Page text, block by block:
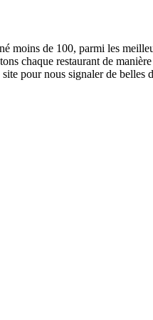
moins de 100, parmi les
chaque restaurant de
pour nous signaler de